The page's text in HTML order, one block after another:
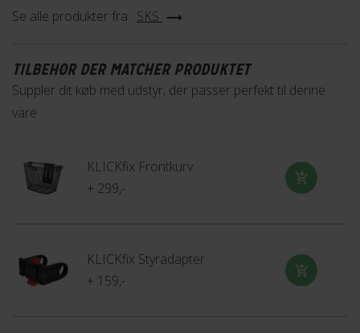
Se alle produkter fra : SKS
TILBEHØR DER MATCHER PRODUKTET
Suppler dit køb med udstyr, der passer perfekt til denne
vare
KLICKfix Frontkurv
+ 299,-
KLICKfix Styradapter
+ 159,-